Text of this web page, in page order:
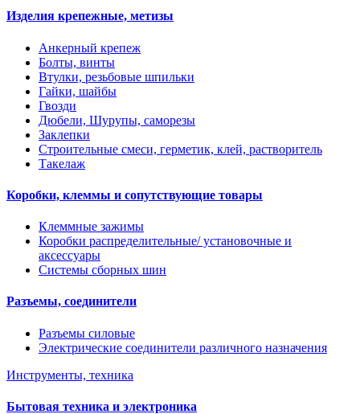
Изделия крепежные, метизы
Анкерный крепеж
Болты, винты
Втулки, резьбовые шпильки
Гайки, шайбы
Гвозди
Дюбели, Шурупы, саморезы
Заклепки
Строительные смеси, герметик, клей, растворитель
Такелаж
Коробки, клеммы и сопутствующие товары
Клеммные зажимы
Коробки распределительные/ установочные и
аксессуары
Системы сборных шин
Разъемы, соединители
Разъемы силовые
Электрические соединители различного назначения
Инструменты, техника
Бытовая техника и электроника